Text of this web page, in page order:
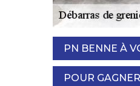
PN BENNE À
POUR